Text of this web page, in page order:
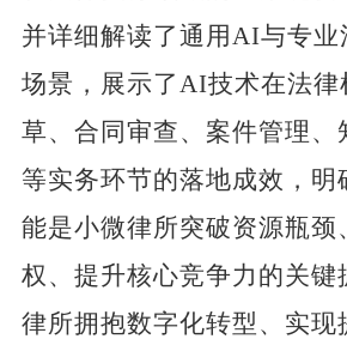
并详细解读了通用 AI与专业
场景，展示了 AI技术在法律
草、合同审查、案件管理、
等实务环节的落地成效，明
能是小微律所突破资源瓶颈
权、提升核心竞争力的关键
律所拥抱数字化转型、实现